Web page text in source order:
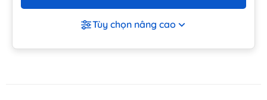
Tùy chọn nâng cao